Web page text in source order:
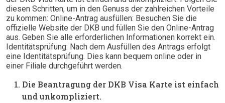
diesen Schritten, um in den Genuss der zahlreichen Vorteile
zu kommen: Online-Antrag ausfüllen: Besuchen Sie die
offizielle Website der DKB und füllen Sie den Online-Antrag
aus. Geben Sie alle erforderlichen Informationen korrekt ein.
Identitätsprüfung: Nach dem Ausfüllen des Antrags erfolgt
eine Identitätsprüfung. Dies kann bequem online oder in
einer Filiale durchgeführt werden.
Die Beantragung der DKB Visa Karte ist einfach
und unkompliziert.